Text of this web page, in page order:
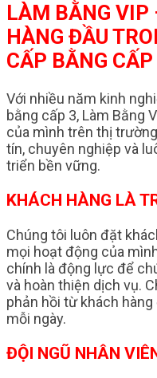
LÀM BẰNG VIP
HÀNG ĐẦU
CẤP BẰNG
Với nhiều năm kinh
bằng cấp 3, Làm Bằng
của mình trên thị
tín, chuyên nghiệp và
triển bền vững.
KHÁCH HÀNG LÀ
Chúng tôi luôn đặt
mọi hoạt động của
chính là động lực để
và hoàn thiện dịch vụ.
phản hồi từ khách
mỗi ngày.
ĐỘI NGŨ NHÂN